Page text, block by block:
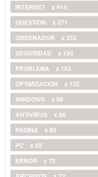
INTERNET
x 414
QUESTION
x 371
ORDENADOR
x 252
SEGURIDAD
x 190
PROBLEMA
x 182
OPTIMIZACIÓN
x 122
WINDOWS
x 88
ANTIVIRUS
x 86
PAGINA
x 85
PC
x 82
ERROR
x 72